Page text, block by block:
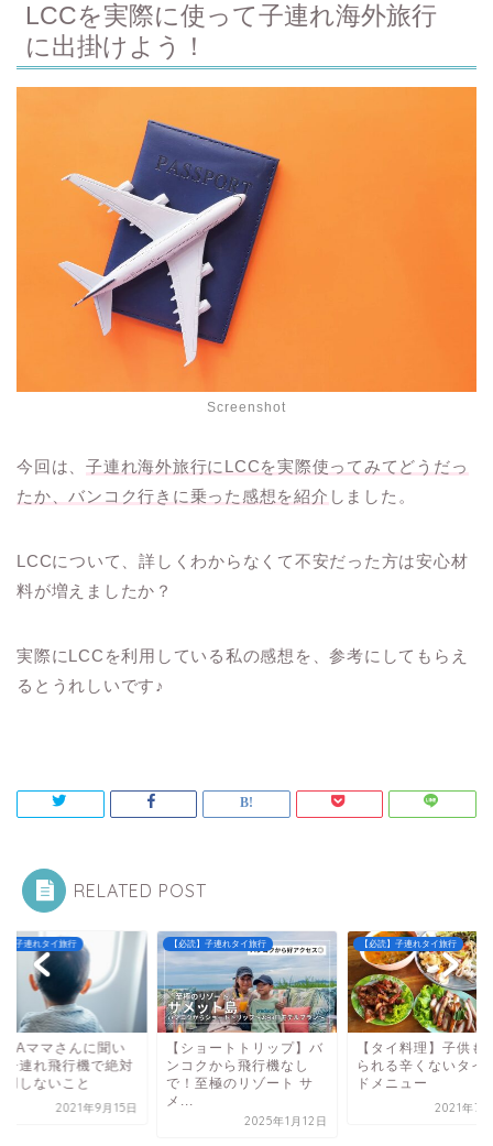
LCCを実際に使って子連れ海外旅行
に出掛けよう！
Screenshot
今回は、子連れ海外旅行にLCCを実際使ってみてどうだっ
たか、バンコク行きに乗った感想を紹介 しました。
LCCについて、詳しくわからなくて不安だった方は安心材
料が増えましたか？
実際にLCCを利用している私の感想を、参考にしてもらえ
るとうれしいです♪
RELATED POST
】子連れタイ旅行
ョートトリップ】バ
クから飛行機なし
至極のリゾート サ
【必読】子連れタイ旅行
【タイ料理】子供も食べ
られる辛くないタイフー
ドメニュー
【必読】子連れタイ旅行
現役CAママさんに
た！子連れ飛行機で
に利用しないこと
2021年9